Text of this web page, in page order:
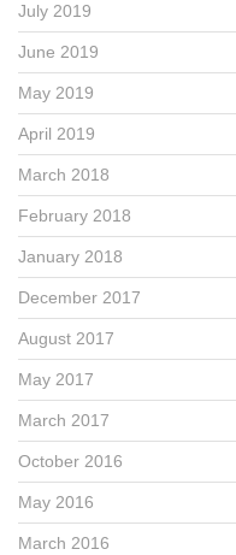
July 2019
June 2019
May 2019
April 2019
March 2018
February 2018
January 2018
December 2017
August 2017
May 2017
March 2017
October 2016
May 2016
March 2016